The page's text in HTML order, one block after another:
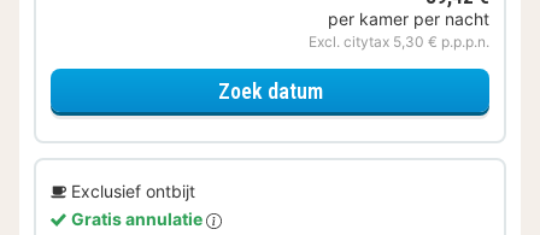
per kamer per nacht
Excl. citytax 5,30 € p.p.p.n.
Zoek datumvoor Medium kamer
Exclusief ontbijt
Gratis annulatie